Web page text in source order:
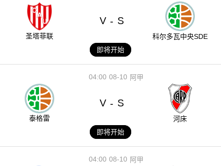
圣塔菲联
V - S
科尔多瓦中央SDE
即将开始
08-10
04:00 阿甲
泰格雷
V - S
河床
即将开始
08-10
04:00 阿甲